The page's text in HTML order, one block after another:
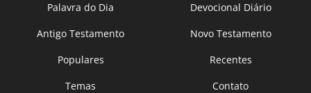
Palavra do Dia
Devocional Diário
Antigo Testamento
Novo Testamento
Populares
Recentes
Temas
Contato